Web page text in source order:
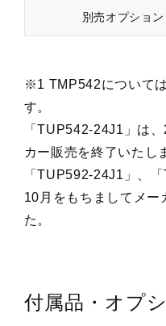
別売オプション
※1 TMP542について
す。
「TUP542-24J1」は
カー販売を終了いたし
「TUP592-24J1」、
10月をもちましてメー
た。
付属品・オプ